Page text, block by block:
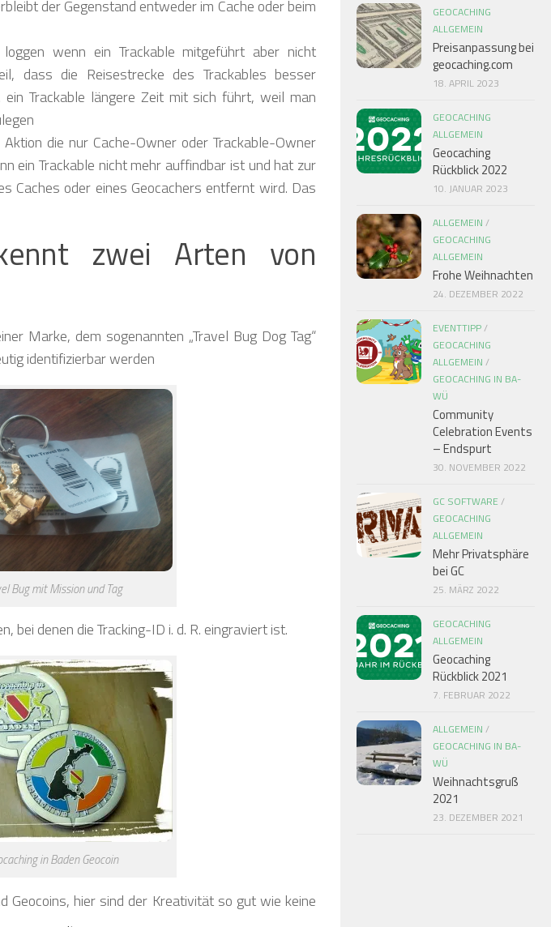
der Gegenstand entweder im Cache oder beim
wenn ein Trackable mitgeführt aber nicht
dass die Reisestrecke des Trackables besser
Trackable längere Zeit mit sich führt, weil man
die nur Cache-Owner oder Trackable-Owner
ein Trackable nicht mehr auffindbar ist und hat zur
Caches oder eines Geocachers entfernt wird. Das
zwei Arten von
Marke, dem sogenannten „Travel Bug Dog Tag“
identifizierbar werden
Bug mit Mission und Tag
bei denen die Tracking-ID i. d. R. eingraviert ist.
in Baden Geocoin
Geocoins, hier sind der Kreativität so gut wie keine
GEOCACHING
ALLGEMEIN
Preisanpassung bei
geocaching.com
18. APRIL 2023
GEOCACHING
ALLGEMEIN
Geocaching
Rückblick 2022
10. JANUAR 2023
ALLGEMEIN /
GEOCACHING
ALLGEMEIN
Frohe Weihnachten
24. DEZEMBER 2022
EVENTTIPP/
GEOCACHING
ALLGEMEIN /
GEOCACHING IN BA-
WÜ
Community
Celebration Events
– Endspurt
30. NOVEMBER 2022
GC SOFTWARE /
GEOCACHING
ALLGEMEIN
Mehr Privatsphäre
bei GC
25. MÄRZ 2022
GEOCACHING
ALLGEMEIN
Geocaching
Rückblick 2021
7. FEBRUAR 2022
ALLGEMEIN /
GEOCACHING IN BA-
WÜ
Weihnachtsgruß
2021
23. DEZEMBER 2021